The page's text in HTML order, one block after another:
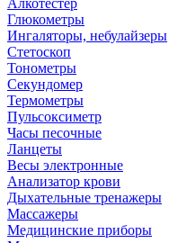
Алкотестер
Глюкометры
Ингаляторы, небулайзеры
Стетоскоп
Тонометры
Секундомер
Термометры
Пульсоксиметр
Часы песочные
Ланцеты
Весы электронные
Анализатор крови
Дыхательные тренажеры
Массажеры
Медицинские приборы